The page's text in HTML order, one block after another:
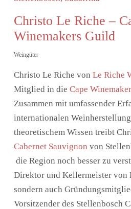
Christo Le Riche –
Winemakers Guild
Weingüter
Christo Le Riche von Le Riche
Mitglied in die Cape
Zusammen mit umfassender
internationalen
theoretischem Wissen treibt
Cabernet Sauvignon von
die Region noch besser zu
Direktor und Kellermeister von
sondern auch
Vorsitzender des Stellenbosch